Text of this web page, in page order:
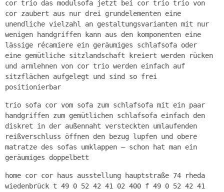
cor trio das modulsofa jetzt bei cor trio trio von
cor zaubert aus nur drei grundelementen eine
unendliche vielzahl an gestaltungsvarianten mit nur
wenigen handgriffen kann aus den komponenten eine
lässige récamiere ein geräumiges schlafsofa oder
eine gemütliche sitzlandschaft kreiert werden rücken
und armlehnen von cor trio werden einfach auf
sitzflächen aufgelegt und sind so frei
positionierbar
trio sofa cor vom sofa zum schlafsofa mit ein paar
handgriffen zum gemütlichen schlafsofa einfach den
diskret in der außennaht versteckten umlaufenden
reißverschluss öffnen den bezug lupfen und obere
matratze des sofas umklappen – schon hat man ein
geräumiges doppelbett
home cor cor haus ausstellung hauptstraße 74 rheda
wiedenbrück t 49 0 52 42 41 02 400 f 49 0 52 42 41